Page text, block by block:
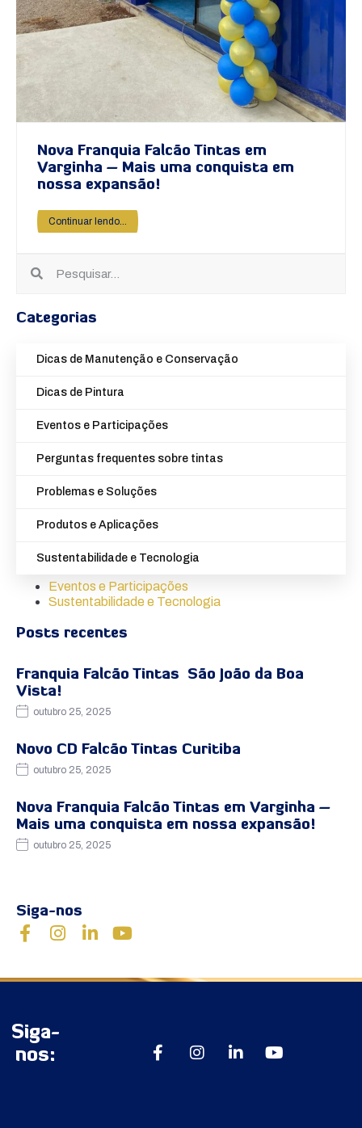
Nova Franquia Falcão Tintas em
Varginha – Mais uma conquista em
nossa expansão!
Continuar lendo...
Categorias
Dicas de Manutenção e Conservação
Dicas de Pintura
Eventos e Participações
Perguntas frequentes sobre tintas
Problemas e Soluções
Produtos e Aplicações
Sustentabilidade e Tecnologia
Eventos e Participações
Sustentabilidade e Tecnologia
Posts recentes
Franquia Falcão Tintas São João da Boa
Vista!
outubro 25, 2025
Novo CD Falcão Tintas Curitiba
outubro 25, 2025
Nova Franquia Falcão Tintas em Varginha –
Mais uma conquista em nossa expansão!
outubro 25, 2025
Siga-nos
Siga-
nos: